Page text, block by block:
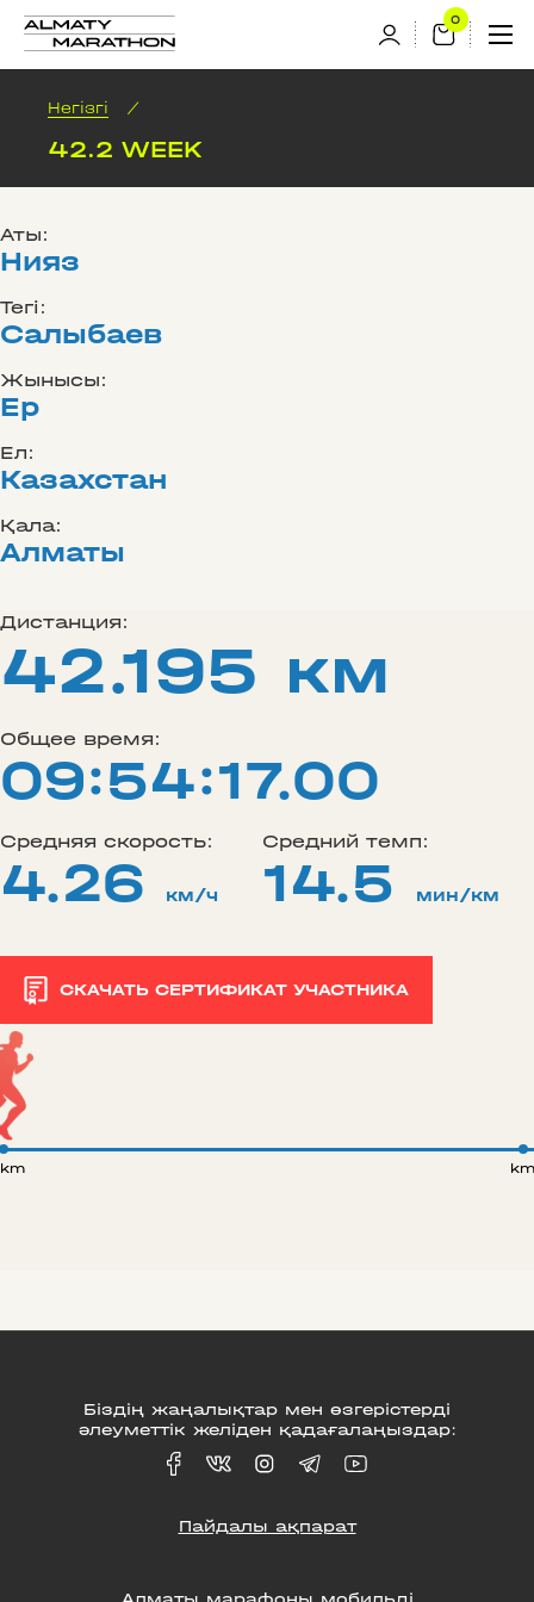
Негізгі /
42.2 WEEK
Аты:
Нияз
Тегі:
Салыбаев
Жынысы:
Ер
Ел:
Казахстан
Қала:
Алматы
Дистанция:
42.195 км
Общее время:
09:54:17.00
Средняя скорость:
4.26 км/ч
Средний темп:
14.5 мин/км
СКАЧАТЬ СЕРТИФИКАТ УЧАСТНИКА
km
Біздің жаңалықтар мен өзгерістерді
әлеуметтік желіден қадағалаңыздар:
Пайдалы ақпарат